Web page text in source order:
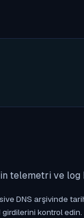
telemetri ve
DNS arşivinde
kontrol edin.